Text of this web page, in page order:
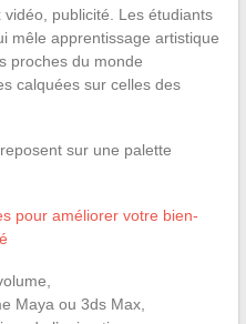
vidéo, publicité. Les étudiants
mêle apprentissage artistique
proches du monde
calquées sur celles des
sur une palette
pour améliorer votre bien-
Maya ou 3ds Max,